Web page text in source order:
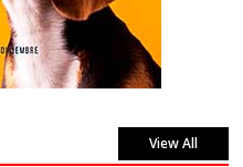
View All